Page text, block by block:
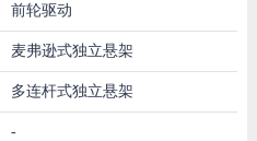
前轮驱动
麦弗逊式独立悬架
多连杆式独立悬架
-